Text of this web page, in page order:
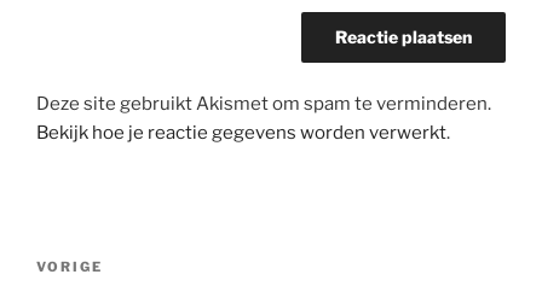
Deze site gebruikt Akismet om spam te verminderen.
Bekijk hoe je reactie gegevens worden verwerkt.
Bericht
Vorig
VORIGE